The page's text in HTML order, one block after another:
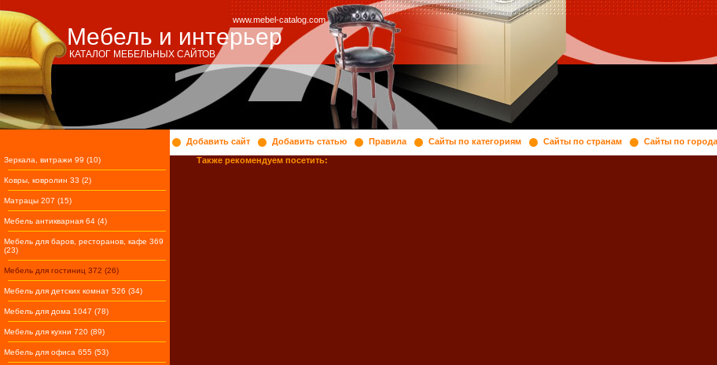
Мебель и интерьер
www.mebel-catalog.com
КАТАЛОГ МЕБЕЛЬНЫХ САЙТОВ
Зеркала, витражи 99 (10)
Ковры, ковролин 33 (2)
Матрацы 207 (15)
Мебель антикварная 64 (4)
Мебель для баров, ресторанов, кафе 369
(23)
Мебель для гостиниц 372 (26)
Мебель для детских комнат 526 (34)
Мебель для дома 1047 (78)
Мебель для кухни 720 (89)
Мебель для офиса 655 (53)
Добавить сайт Добавить статью Правила Сайты по категориям Сайты по странам
Сайты по
Также рекомендуем посетить: